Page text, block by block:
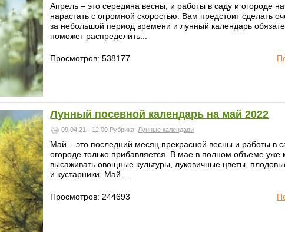
Апрель – это середина весны, и работы в саду и огороде
нарастать с огромной скоростью. Вам предстоит сделать
за небольшой период времени и лунный календарь
поможет распределить...
Просмотров: 538177
Лунный посевной календарь на май 2022
09.04.21 - 12:00 Рубрика: Лунные календари
Май – это последний месяц прекрасной весны и работы в
огороде только прибавляется. В мае в полном объеме уже
высаживать овощные культуры, луковичные цветы,
и кустарники. Май ...
Просмотров: 244693